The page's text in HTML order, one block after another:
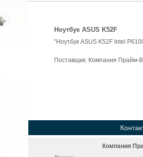
Ноутбук ASUS K52F
"Ноутбук ASUS K52F Intel
Поставщик: Компания Прайм-
Компания